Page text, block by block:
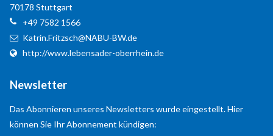
70178 Stuttgart
+49 7582 1566
Katrin.Fritzsch@NABU-BW.de
http://www.lebensader-oberrhein.de
Newsletter
Das Abonnieren unseres Newsletters wurde eingestellt. Hier
können Sie Ihr Abonnement kündigen:
Robert Egeling
An den Rheinwiesen 5
55411Bingen
+49 6721 14367
http://www.lebensader-oberrhein.de
Kontaktformular
Your Name*